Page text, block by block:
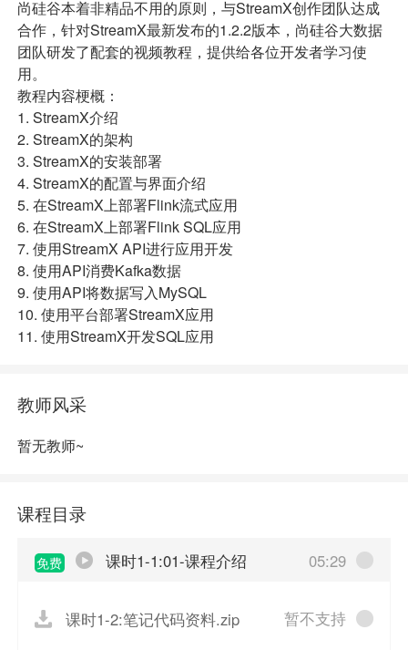
尚硅谷本着非精品不用的原则，与StreamX创作团队达成
合作，针对StreamX最新发布的1.2.2版本，尚硅谷大数据
团队研发了配套的视频教程，提供给各位开发者学习使
用。
教程内容梗概：
1. StreamX介绍
2. StreamX的架构
3. StreamX的安装部署
4. StreamX的配置与界面介绍
5. 在StreamX上部署Flink流式应用
6. 在StreamX上部署Flink SQL应用
7. 使用StreamX API进行应用开发
8. 使用API消费Kafka数据
9. 使用API将数据写入MySQL
10. 使用平台部署StreamX应用
11. 使用StreamX开发SQL应用
教师风采
暂无教师~
课程目录
免费 课时1-1:01-课程介绍 05:29
课时1-2:笔记代码资料.zip 暂不支持